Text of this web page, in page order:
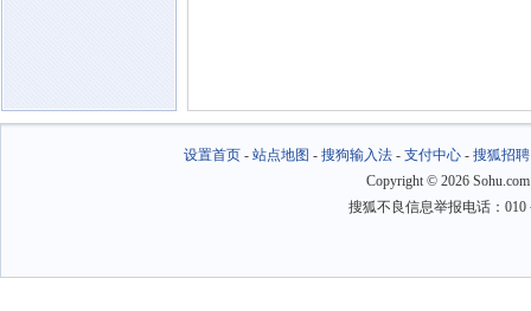
设置首页- 站点地图 - 搜狗输入法- 支付中心- 搜狐招聘
Copyright © 2026
搜狐不良信息举报电话：010